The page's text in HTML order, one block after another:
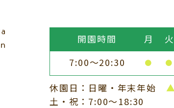
開園時間 月 火
7:00～20:30
● ●
休園日：日曜・年末年始 ▲
土・祝：7:00～18:30